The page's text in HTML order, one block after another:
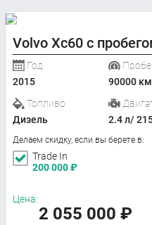
Volvo Xc60 с
Год
2015
90000 км
Топливо
Дизель
2.4 л/
Делаем скидку, если вы берете в:
Trade In
200 000₽
Цена:
2 055 000 ₽